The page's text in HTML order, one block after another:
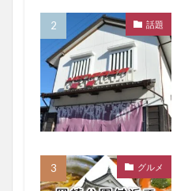
話題
グルメ